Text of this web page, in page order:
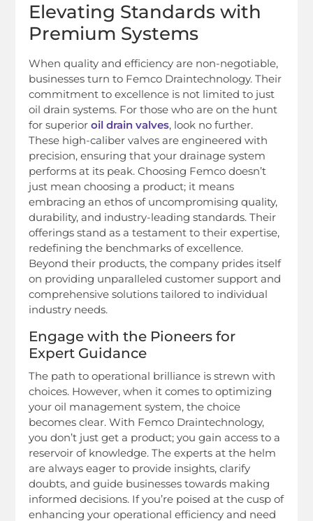
Elevating Standards with
Premium Systems
When quality and efficiency are non-negotiable,
businesses turn to Femco Draintechnology. Their
commitment to excellence is not limited to just
oil drain systems. For those who are on the hunt
for superioroil drain valves, look no further.
These high-caliber valves are engineered with
precision, ensuring that your drainage system
performs at its peak. Choosing Femco doesn’t
just mean choosing a product; it means
embracing an ethos of uncompromising quality,
durability, and industry-leading standards. Their
offerings stand as a testament to their expertise,
redefining the benchmarks of excellence.
Beyond their products, the company prides itself
on providing unparalleled customer support and
comprehensive solutions tailored to individual
industry needs.
Engage with the Pioneers for
Expert Guidance
The path to operational brilliance is strewn with
choices. However, when it comes to optimizing
your oil management system, the choice
becomes clear. With Femco Draintechnology,
you don’t just get a product; you gain access to a
reservoir of knowledge. The experts at the helm
are always eager to provide insights, clarify
doubts, and guide businesses towards making
informed decisions. If you’re poised at the cusp of
enhancing your operational efficiency and need